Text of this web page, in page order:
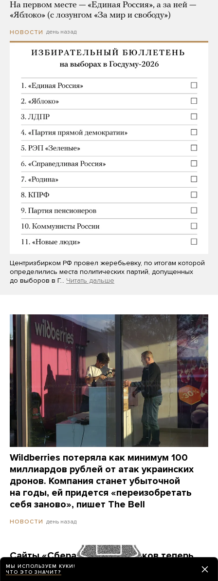
На первом месте — «Единая Россия», а за ней —
«Яблоко» (с лозунгом «За мир и свободу»)
НОВОСТИ день назад
Центризбирком РФ провел жеребьевку, по итогам которой
определились места политических партий, допущенных
до выборов в Г… Читать дальше
Wildberries потеряла как минимум 100
миллиардов рублей от атак украинских
дронов. Компания станет убыточной
на годы, ей придется «переизобретать
себя заново», пишет The Bell
НОВОСТИ день назад
Сайты «Сбера» и других банков теперь
можно открыть только в российских
МЫ ИСПОЛЬЗУЕМ КУКИ!
ЧТО ЭТО ЗНАЧИТ?